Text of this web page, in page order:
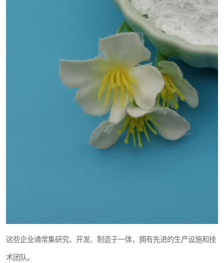
这些企业通常集研究、开发、制造于一体，拥有先进的生产设施和技
术团队。